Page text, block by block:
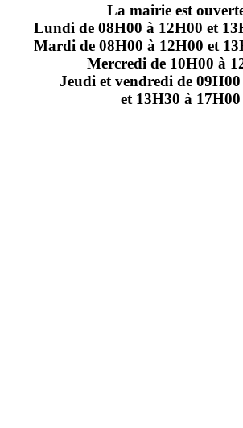
La mairie est
Lundi de 08H00 à 12H00 et
Mardi de 08H00 à 12H00 et
Mercredi de 10H00 à
Jeudi et vendredi de
et 13H30 à 17H00